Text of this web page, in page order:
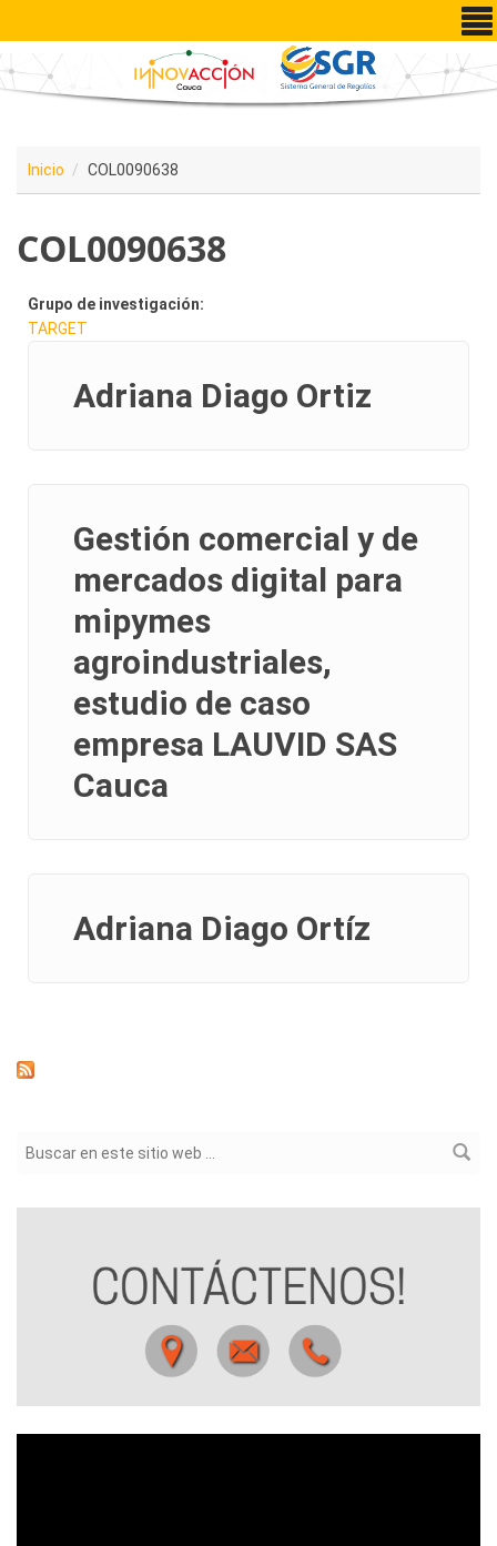
Pasar al contenido principal
Inicio COL0090638
COL0090638
Grupo de investigación:
TARGET
Adriana Diago Ortiz
Gestión comercial y de
mercados digital para
mipymes
agroindustriales,
estudio de caso
empresa LAUVID SAS
Cauca
Adriana Diago Ortíz
Formulario de búsqueda